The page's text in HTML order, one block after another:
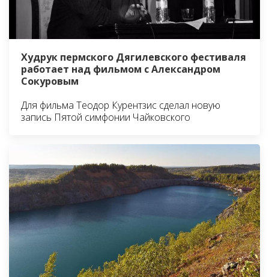
Худрук пермского Дягилевского фестиваля
работает над фильмом с Александром
Сокуровым
Для фильма Теодор Курентзис сделал новую
запись Пятой симфонии Чайковского